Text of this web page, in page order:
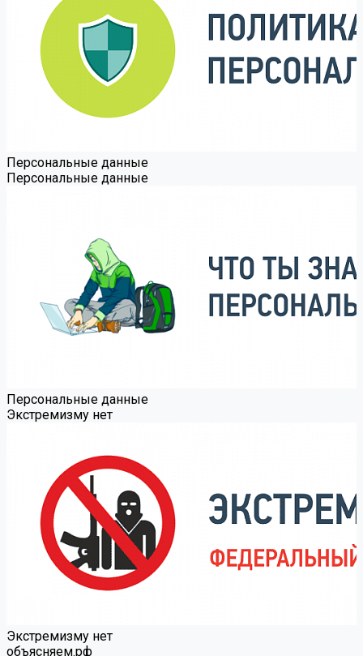
Персональные данные
Персональные данные
Персональные данные
Экстремизму нет
Экстремизму нет
объясняем.рф